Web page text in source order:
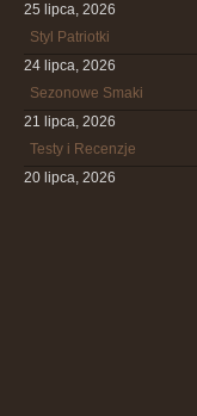
25 lipca, 2026
Styl Patriotki
24 lipca, 2026
Sezonowe Smaki
21 lipca, 2026
Testy i Recenzje
20 lipca, 2026